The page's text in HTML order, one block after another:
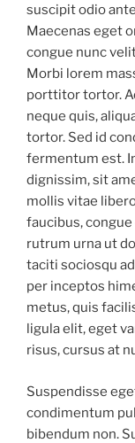
suscipit odio
Maecenas eget
congue nunc
Morbi lorem
porttitor tortor.
neque quis,
tortor. Sed id
fermentum est.
dignissim, sit
mollis vitae
faucibus,
rutrum urna ut
taciti sociosqu
per inceptos
metus, quis
ligula elit, eget
risus, cursus at
Suspendisse
condimentum
bibendum non.